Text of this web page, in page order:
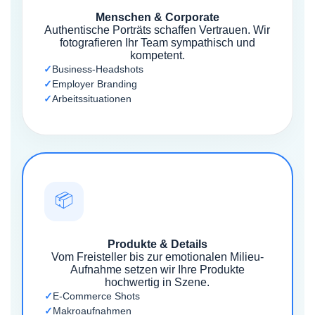
Menschen & Corporate
Authentische Porträts schaffen Vertrauen. Wir
fotografieren Ihr Team sympathisch und
kompetent.
Business-Headshots
Employer Branding
Arbeitssituationen
📦
Produkte & Details
Vom Freisteller bis zur emotionalen Milieu-
Aufnahme setzen wir Ihre Produkte
hochwertig in Szene.
E-Commerce Shots
Makroaufnahmen